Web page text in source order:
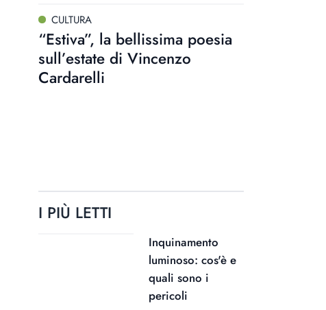
CULTURA
“Estiva”, la bellissima poesia
sull’estate di Vincenzo
Cardarelli
I PIÙ LETTI
Inquinamento
luminoso: cos'è e
quali sono i
pericoli